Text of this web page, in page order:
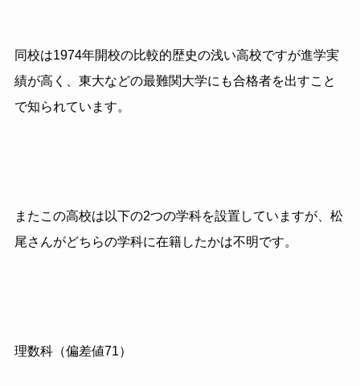
同校は1974年開校の比較的歴史の浅い高校ですが進学実
績が高く、東大などの最難関大学にも合格者を出すこと
で知られています。
またこの高校は以下の2つの学科を設置していますが、松
尾さんがどちらの学科に在籍したかは不明です。
理数科（偏差値71）